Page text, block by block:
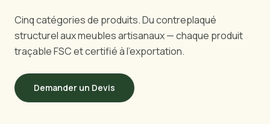
🇺🇸États-Unis
🇪🇺Union Européenne
🇬🇧Royaume-Uni
🇨🇦Canada
🇦🇪Moyen-Orient
Cinq catégories de produits. Du contreplaqué
structurel aux meubles artisanaux — chaque produit
traçable FSC et certifié à l'exportation.
Demander un Devis